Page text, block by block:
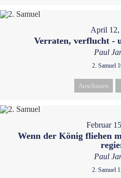
April 12,
Verraten, verflucht -
Paul
2. Samuel
Anschauen
Februar
Wenn der König fliehen
Paul
2. Samuel